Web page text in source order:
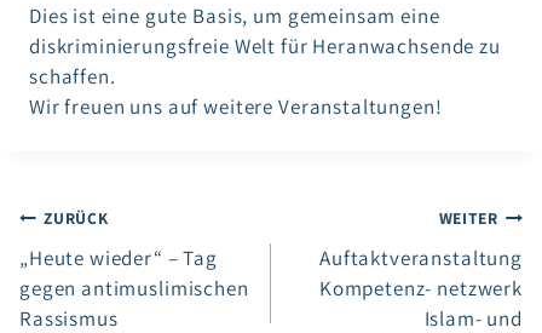
Dies ist eine gute Basis, um gemeinsam eine
diskriminierungsfreie Welt für Heranwachsende zu
schaffen.
Wir freuen uns auf weitere Veranstaltungen!
Beitragsnavigation
ZURÜCK
„Heute wieder“ – Tag
gegen antimuslimischen
Rassismus
WEITER
Auftaktveranstaltung
Kompetenz- netzwerk
Islam- und